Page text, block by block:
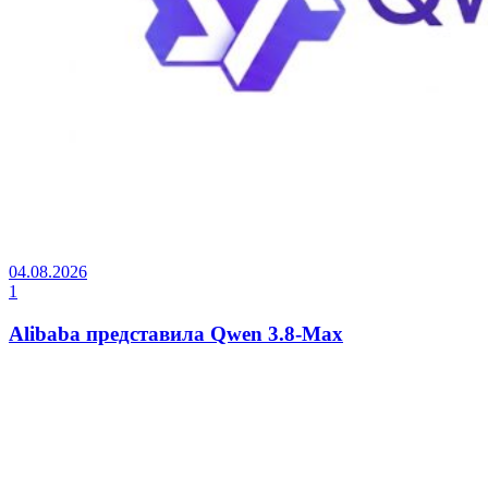
04.08.2026
1
Alibaba представила Qwen 3.8-Max